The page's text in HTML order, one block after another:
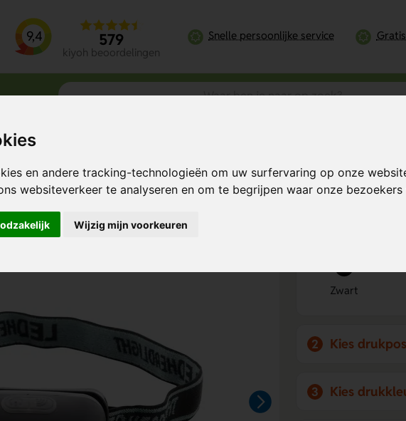
en andere tracking-technologieën om uw surfervaring op onze
websiteverkeer te analyseren en om te begrijpen waar onze bezoekers
Wijzig mijn voorkeuren
9,4 579
kiyoh beoordelingen
Snelle persoonlijke service
Bereken mijn
Zwart
2 Kies
3 Kies